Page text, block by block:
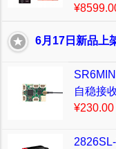
6月17日新品上
自稳接
¥230.00